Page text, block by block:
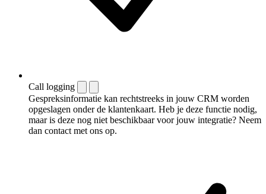
Call logging
Gespreksinformatie kan rechtstreeks in jouw CRM worden
opgeslagen onder de klantenkaart. Heb je deze functie nodig,
maar is deze nog niet beschikbaar voor jouw integratie? Neem
dan contact met ons op.